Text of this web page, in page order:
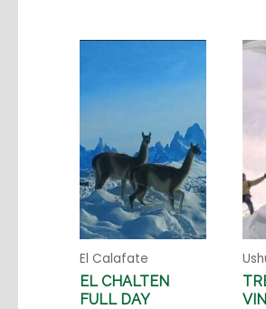
El Calafate
EL CHALTEN
FULL DAY